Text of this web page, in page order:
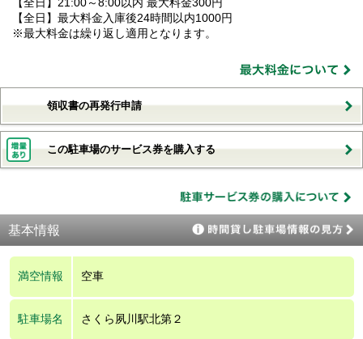
【全日】最大料金入庫後24時間以内1000円
※最大料金は繰り返し適用となります。
領収書の再発行申請
この駐車場のサービス券を購入する
基本情報
満空情報 空車
駐車場名 さくら夙川駅北第２